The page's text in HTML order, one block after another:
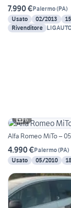
7.990 €Palermo(PA)
Usato
02/2013
Rivenditore
6
Alfa Romeo MiTo –
4.990 €Palermo(PA)
Usato
05/2010